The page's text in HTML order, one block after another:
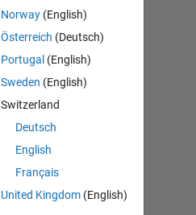
Norway (English)
Österreich (Deutsch)
Portugal (English)
Sweden (English)
Switzerland
Deutsch
English
Français
United Kingdom (English)